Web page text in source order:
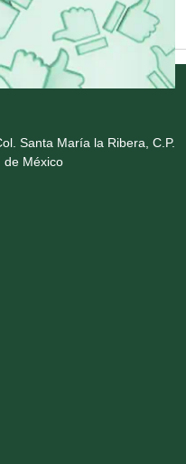
Santa María la Ribera, C.P.
de México